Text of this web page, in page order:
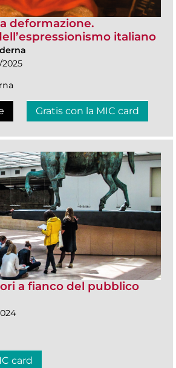
deformazione.
italiano
Gratis con la MIC card
a fianco del pubblico
card